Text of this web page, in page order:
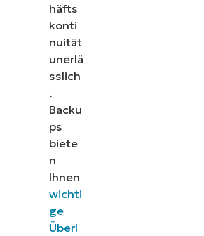
Lösungen
Lösungen für die
Sicherung und
Wiederherstellung
Endpunktsicherung?
häfts
konti
nuität
unerlä
sslich
.
Backu
ps
biete
n
Ihnen
wichti
ge
Überl